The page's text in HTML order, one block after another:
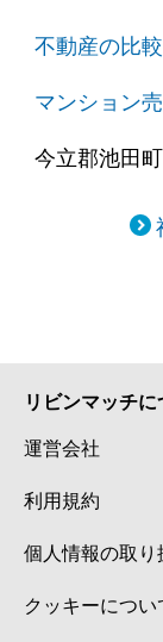
不動産の比
マンション
今立郡池田町
リビンマッチに
運営会社
利用規約
個人情報の取り
クッキーについ